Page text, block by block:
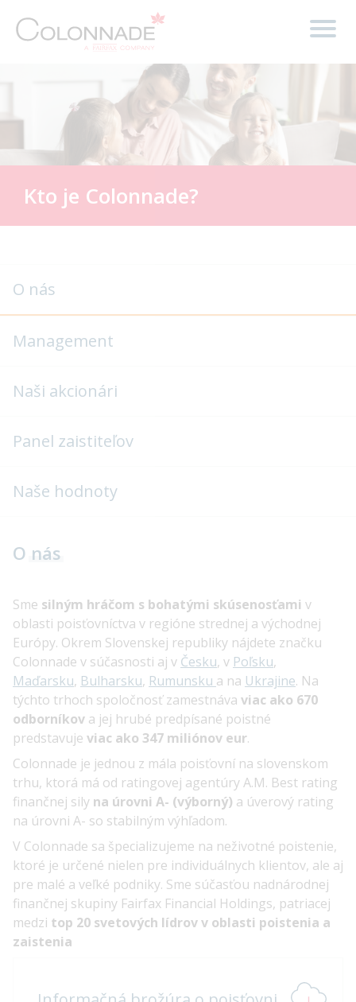
Kto je Colonnade?
O nás
Management
Naši akcionári
Panel zaistiteľov
Naše hodnoty
O nás
Sme silným hráčom s bohatými skúsenosťami v
oblasti poisťovníctva v regióne strednej a východnej
Európy. Okrem Slovenskej republiky nájdete značku
Colonnade v súčasnosti aj v Česku, v Poľsku,
Maďarsku, Bulharsku, Rumunsku a na Ukrajine. Na
týchto trhoch spoločnosť zamestnáva viac ako 670
odborníkov a jej hrubé predpísané poistné
predstavuje viac ako 347 miliónov eur.
Colonnade je jednou z mála poisťovní na slovenskom
trhu, ktorá má od ratingovej agentúry A.M. Best rating
finančnej sily na úrovni A- (výborný) a úverový rating
na úrovni A- so stabilným výhľadom.
V Colonnade sa špecializujeme na neživotné poistenie,
ktoré je určené nielen pre individuálnych klientov, ale aj
pre malé a veľké podniky. Sme súčasťou nadnárodnej
finančnej skupiny Fairfax Financial Holdings, patriacej
medzi top 20 svetových lídrov v oblasti poistenia a
zaistenia